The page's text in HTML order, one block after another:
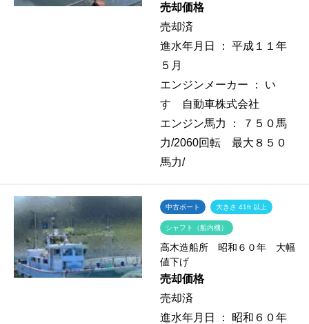
売却価格
売却済
進水年月日 ： 平成１１年
５月
エンジンメーカー ： い
すゞ自動車株式会社
エンジン馬力 ：
７５０馬
力/2060回転 最大８５０
馬力/
中古ボート 大きさ 41ft 以上
シャフト（船内機）
高木造船所 昭和６０年 大幅
値下げ
売却価格
売却済
進水年月日 ： 昭和６０年